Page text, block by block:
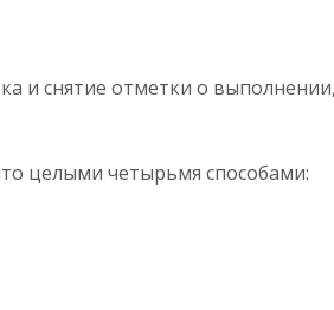
и снятие отметки о
целыми четырьмя способами: